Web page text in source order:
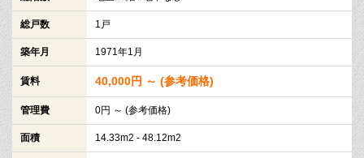
総戸数 1戸
築年月 1971年1月
賃料 40,000円 ～ (参考価格)
管理費 0円 ～ (参考価格)
面積 14.33m2 - 48.12m2